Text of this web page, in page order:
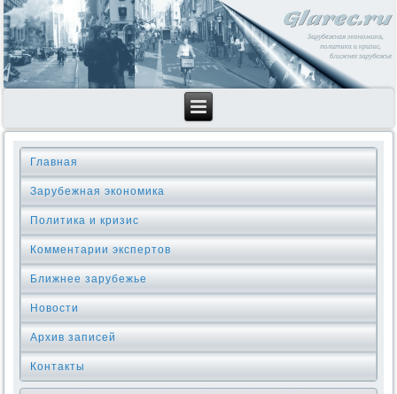
Главная
Зарубежная экономика
Политика и кризис
Комментарии экспертов
Ближнее зарубежье
Новости
Архив записей
Контакты